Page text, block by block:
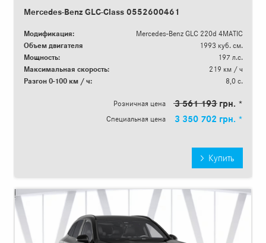
Mercedes-Benz GLC-Class 0552600461
Модификация:
Mercedes-Benz GLC 220d 4MATIC
Объем двигателя
1993 куб. см.
Мощность:
197 л.с.
Максимальная скорость:
219 км / ч
Разгон 0-100 км / ч:
8,0 с.
Розничная цена 3 561 193 грн. *
Специальная цена 3 350 702 грн. *
Купить